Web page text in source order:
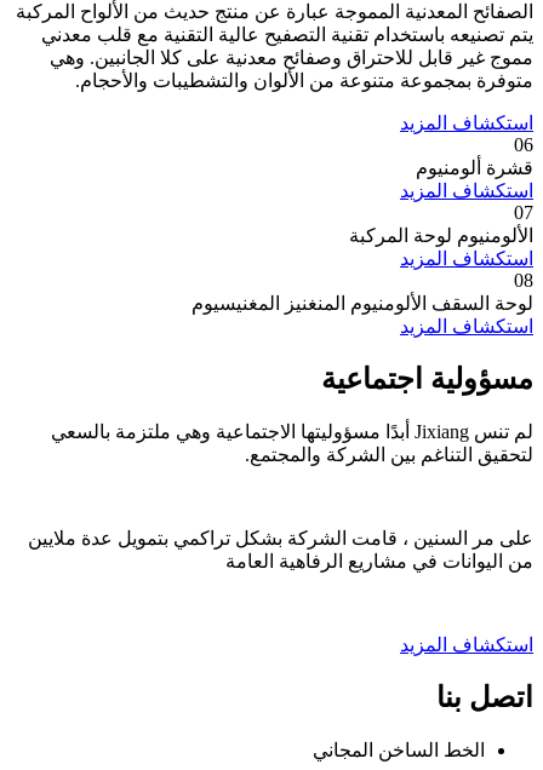
الصفائح المعدنية المموجة عبارة عن منتج حديث من الألواح المركبة
يتم تصنيعه باستخدام تقنية التصفيح عالية التقنية مع قلب معدني
مموج غير قابل للاحتراق وصفائح معدنية على كلا الجانبين. وهي
متوفرة بمجموعة متنوعة من الألوان والتشطيبات والأحجام.
استكشاف المزيد
06
قشرة ألومنيوم
استكشاف المزيد
07
الألومنيوم لوحة المركبة
استكشاف المزيد
08
لوحة السقف الألومنيوم المنغنيز المغنيسيوم
استكشاف المزيد
مسؤولية اجتماعية
لم تنس Jixiang أبدًا مسؤوليتها الاجتماعية وهي ملتزمة بالسعي
لتحقيق التناغم بين الشركة والمجتمع.
على مر السنين ، قامت الشركة بشكل تراكمي بتمويل عدة ملايين
من اليوانات في مشاريع الرفاهية العامة
استكشاف المزيد
اتصل بنا
الخط الساخن المجاني